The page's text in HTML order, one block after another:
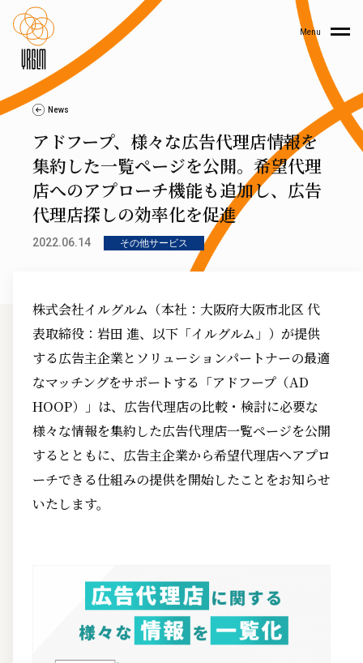
Menu
News
アドフープ、様々な広告代理店情報を
集約した一覧ページを公開。希望代理
店へのアプローチ機能も追加し、広告
代理店探しの効率化を促進
2022.06.14 その他サービス
株式会社イルグルム（本社：大阪府大阪市北区 代
表取締役：岩田 進、以下「イルグルム」）が提供
する広告主企業とソリューションパートナーの最適
なマッチングをサポートする「アドフープ（AD
HOOP）」は、広告代理店の比較・検討に必要な
様々な情報を集約した広告代理店一覧ページを公開
するとともに、広告主企業から希望代理店へアプロ
ーチできる仕組みの提供を開始したことをお知らせ
いたします。